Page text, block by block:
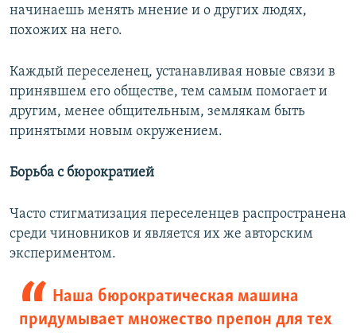
начинаешь менять мнение и о других людях,
похожих на него.
Каждый переселенец, устанавливая новые связи в
принявшем его обществе, тем самым помогает и
другим, менее общительным, землякам быть
принятыми новым окружением.
Борьба с бюрократией
Часто стигматизация переселенцев распространена
среди чиновников и является их же авторским
экспериментом.
Наша бюрократическая машина
придумывает множество препон для тех